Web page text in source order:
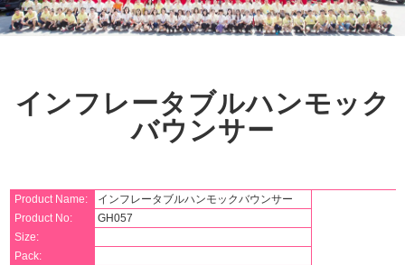
インフレータブルハンモック
バウンサー
Product Name:
インフレータブルハンモックバウンサー
Product No:
GH057
Size:
Pack: